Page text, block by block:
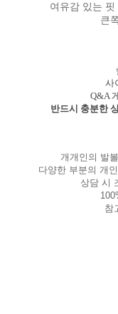
여유감 있는
큰
사
Q&A
반드시 충분한
개개인의 발
다양한 부분의 개
상담 시
참